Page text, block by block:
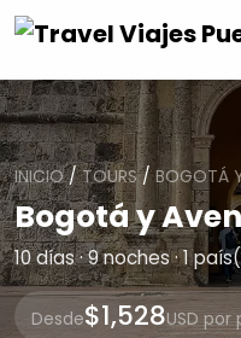
INICIO/TOURS/BOGOTÁ
Bogotá y
10 días · 9 noches · 1
Desde$1,528USD por